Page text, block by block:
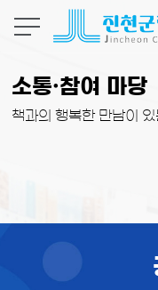
소통·참여 마당
책과의 행복한 만남이